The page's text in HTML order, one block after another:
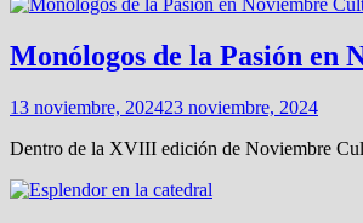
Monólogos de la Pasión en
13 noviembre, 202423 noviembre, 2024
Dentro de la XVIII edición de Noviembre